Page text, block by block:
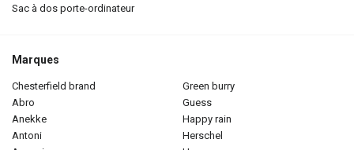
sac à dos porte-ordinateur
Marques
chesterfield brand
abro
anekke
antoni
green burry
guess
happy rain
herschel